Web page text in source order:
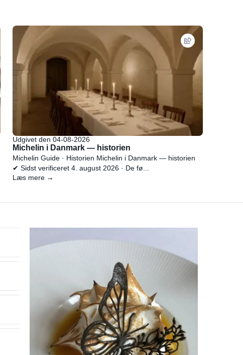
Udgivet den 04-08-2026
Michelin i Danmark — historien
Michelin Guide · Historien Michelin i Danmark — historien
✔ Sidst verificeret 4. august 2026 · De fø...
Læs mere →